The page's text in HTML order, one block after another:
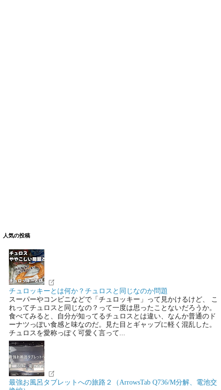
人気の投稿
チュロッキーとは何か？チュロスと同じなのか問題
スーパーやコンビニなどで「チュロッキー」って見かけるけど、 こ
れってチュロスと同じなの？って一度は思ったことないだろうか。
食べてみると、自分が知ってるチュロスとは違い、なんか普通のド
ーナツっぽい食感と味なのだ。見た目とギャップに軽く混乱した。
チュロスを愛称っぽく可愛く言って...
最強お風呂タブレットへの旅路２（ArrowsTab Q736/M分解、電池交